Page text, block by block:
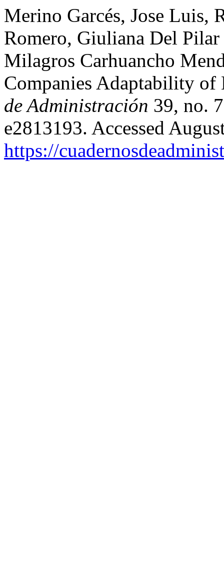
Merino Garcés, Jose Luis,
Romero, Giuliana Del
Milagros Carhuancho
Companies Adaptability of
de Administración 39, no.
e2813193. Accessed
https://